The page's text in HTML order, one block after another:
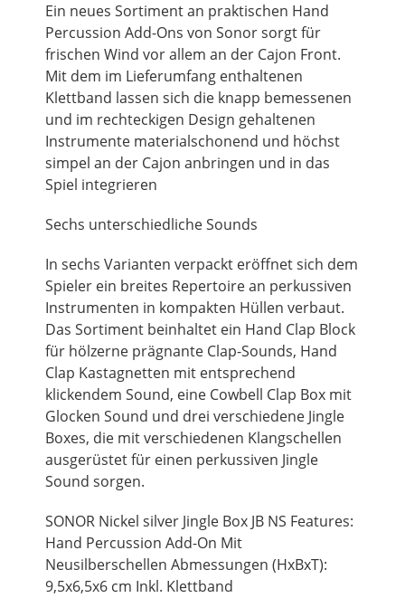
Ein neues Sortiment an praktischen Hand
Percussion Add-Ons von Sonor sorgt für
frischen Wind vor allem an der Cajon Front.
Mit dem im Lieferumfang enthaltenen
Klettband lassen sich die knapp bemessenen
und im rechteckigen Design gehaltenen
Instrumente materialschonend und höchst
simpel an der Cajon anbringen und in das
Spiel integrieren
Sechs unterschiedliche Sounds
In sechs Varianten verpackt eröffnet sich dem
Spieler ein breites Repertoire an perkussiven
Instrumenten in kompakten Hüllen verbaut.
Das Sortiment beinhaltet ein Hand Clap Block
für hölzerne prägnante Clap-Sounds, Hand
Clap Kastagnetten mit entsprechend
klickendem Sound, eine Cowbell Clap Box mit
Glocken Sound und drei verschiedene Jingle
Boxes, die mit verschiedenen Klangschellen
ausgerüstet für einen perkussiven Jingle
Sound sorgen.
SONOR Nickel silver Jingle Box JB NS Features:
Hand Percussion Add-On Mit
Neusilberschellen Abmessungen (HxBxT):
9,5x6,5x6 cm Inkl. Klettband